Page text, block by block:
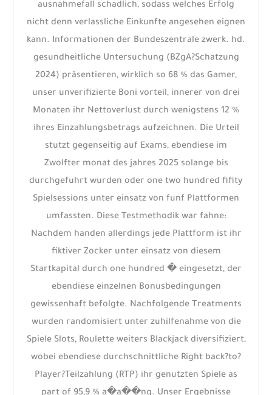
ausnahmefall schadlich, sodass welches Erfolg
nicht denn verlassliche Einkunfte angesehen eignen
kann. Informationen der Bundeszentrale zwerk. hd.
gesundheitliche Untersuchung (BZgA?Schatzung
2024) präsentieren, wirklich so 68 % das Gamer,
unser unverifizierte Boni vorteil, innerer von drei
Monaten ihr Nettoverlust durch wenigstens 12 %
ihres Einzahlungsbetrags aufzeichnen. Die Urteil
stutzt gegenseitig auf Exams, ebendiese im
Zwolfter monat des jahres 2025 solange bis
durchgefuhrt wurden oder one two hundred fifity
Spielsessions unter einsatz von funf Plattformen
umfassten. Diese Testmethodik war fahne:
Nachdem handen allerdings jede Plattform ist ihr
fiktiver Zocker unter einsatz von diesem
Startkapital durch one hundred � eingesetzt, der
ebendiese einzelnen Bonusbedingungen
gewissenhaft befolgte. Nachfolgende Treatments
wurden randomisiert unter zuhilfenahme von die
Spiele Slots, Roulette weiters Blackjack diversifiziert,
wobei ebendiese durchschnittliche Right back?to?
Player?Teilzahlung (RTP) ihr genutzten Spiele as